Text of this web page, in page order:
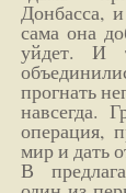
Донбасса,
сама она
уйдет. И
прогнать
навсегда.
операция,
мир и дать
В